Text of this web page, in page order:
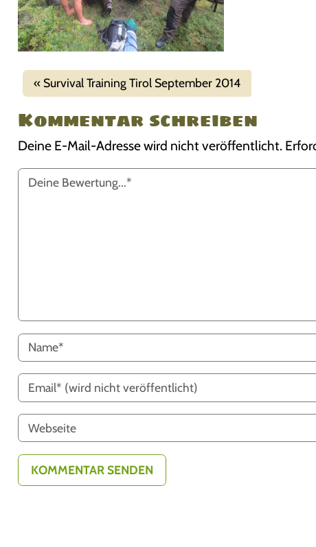
Survival Training Tirol September 2014
Kommentar schreiben
Deine E-Mail-Adresse wird nicht veröffentlicht.